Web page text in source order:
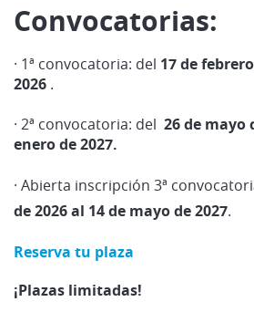
Convocatorias:
· 1ª convocatoria: del 17 de
2026 .
· 2ª convocatoria: del 26 de mayo
enero de 2027.
· Abierta inscripción 3ª
de 2026 al 14 de mayo de 2027.
Reserva tu plaza
¡Plazas limitadas!